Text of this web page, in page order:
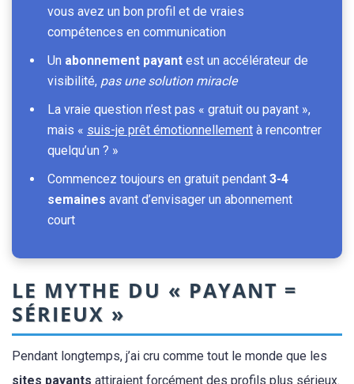
vous avez un bon profil et de vraies
compétences en communication
Un abonnement payant est un accélérateur de
visibilité, pas une solution miracle
La vraie question n’est pas « gratuit ou payant »,
mais « suis-je prêt émotionnellement à rencontrer
quelqu’un ? »
Commencez toujours en gratuit pendant 3-4
semaines avant d’envisager un abonnement
court
LE MYTHE DU « PAYANT =
SÉRIEUX »
Pendant longtemps, j’ai cru comme tout le monde que les
sites payants attiraient forcément des profils plus sérieux.